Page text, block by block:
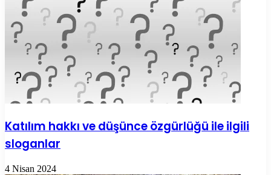
Katılım hakkı ve düşünce özgürlüğü ile ilgili
sloganlar
4 Nisan 2024